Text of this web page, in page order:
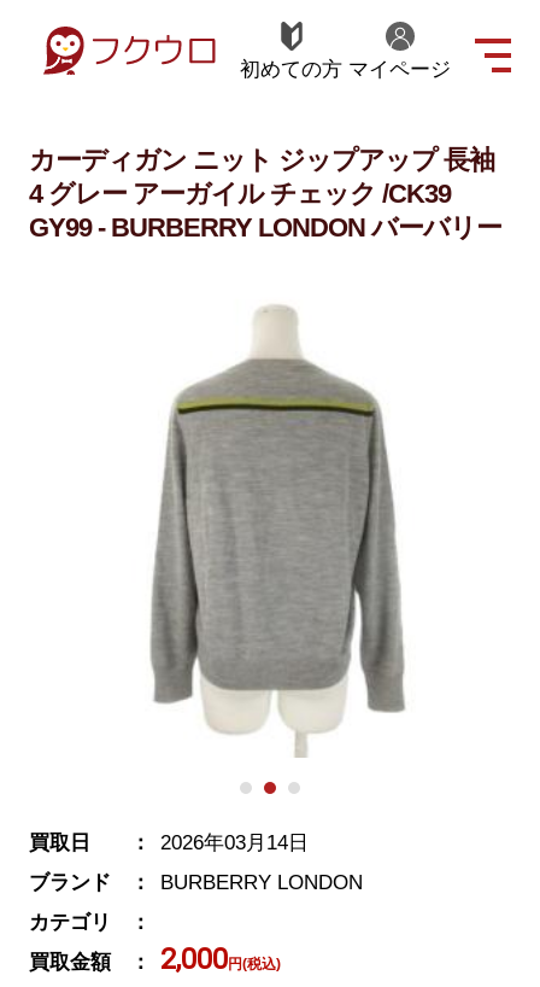
初めての方 マイページ
カーディガン ニット ジップアップ 長袖
4 グレー アーガイル チェック /CK39
GY99 - BURBERRY LONDON バーバリー
買取日
2026年03月14日
ブランド
BURBERRY LONDON
カテゴリ
買取金額
2,000円(税込)